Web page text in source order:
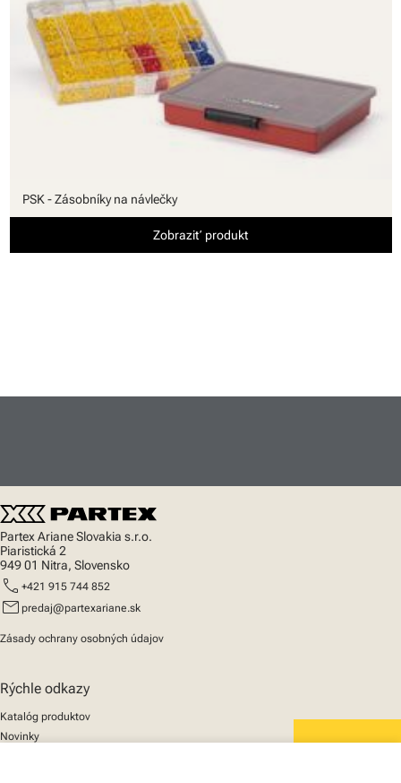
PSK - Zásobníky na návlečky
Zobraziť produkt
Partex Ariane Slovakia s.r.o.
Piaristická 2
949 01 Nitra, Slovensko
call +421 915 744 852
mail predaj@partexariane.sk
Zásady ochrany osobných údajov
Rýchle odkazy
Katalóg produktov
Novinky